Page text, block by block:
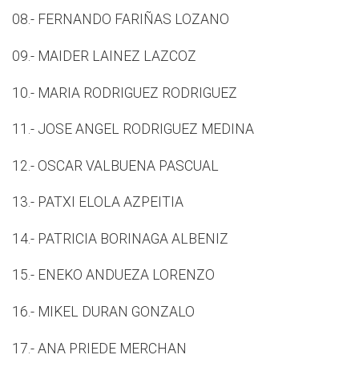
08.- FERNANDO FARIÑAS LOZANO
09.- MAIDER LAINEZ LAZCOZ
10.- MARIA RODRIGUEZ RODRIGUEZ
11.- JOSE ANGEL RODRIGUEZ MEDINA
12.- OSCAR VALBUENA PASCUAL
13.- PATXI ELOLA AZPEITIA
14.- PATRICIA BORINAGA ALBENIZ
15.- ENEKO ANDUEZA LORENZO
16.- MIKEL DURAN GONZALO
17.- ANA PRIEDE MERCHAN